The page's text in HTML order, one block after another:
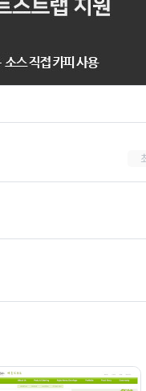
BZer 1004 [기업 반응형]
단순복사 : ￦ 200,000